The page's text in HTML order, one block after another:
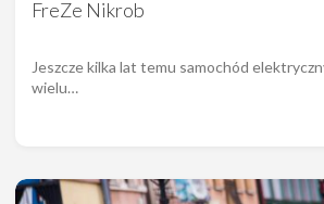
FreZe Nikrob
Jeszcze kilka lat temu samochód
wielu…